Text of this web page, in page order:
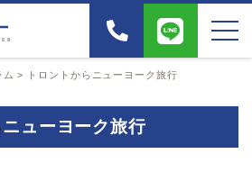
ム > トロントからニューヨーク旅行
ニューヨーク旅行